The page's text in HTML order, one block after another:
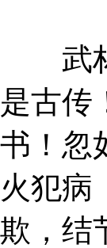
武林
是古传
书！忽
火犯病
欺，结